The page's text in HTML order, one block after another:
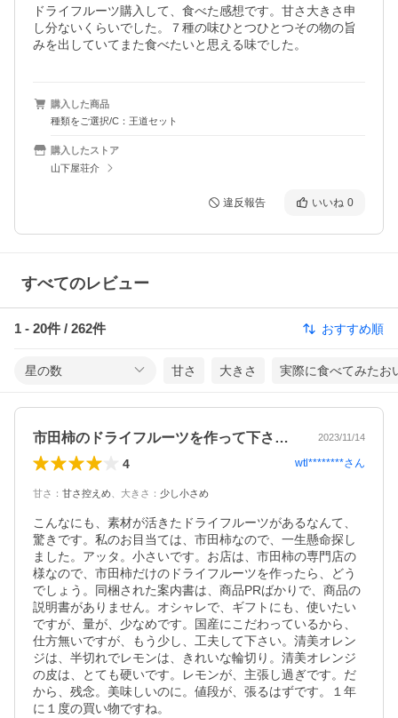
ドライフルーツ購入して、食べた感想です。甘さ大きさ申
し分ないくらいでした。７種の味ひとつひとつその物の旨
みを出していてまた食べたいと思える味でした。
購入した商品
種類をご選択/C：王道セット
購入したストア
山下屋荘介
違反報告 いいね 0
すべてのレビュー
1 - 20件 / 262件 おすすめ順
星の数 甘さ 大きさ 実際に食べてみたお
市田柿のドライフルーツを作って下さい。 2023/11/14
4 wtl********さん
甘さ ： 甘さ控えめ 大きさ ： 少し小さめ
こんなにも、素材が活きたドライフルーツがあるなんて、
驚きです。私のお目当ては、市田柿なので、一生懸命探し
ました。アッタ。小さいです。お店は、市田柿の専門店の
様なので、市田柿だけのドライフルーツを作ったら、どう
でしょう。同梱された案内書は、商品PRばかりで、商品の
説明書がありません。オシャレで、ギフトにも、使いたい
ですが、量が、少なめです。国産にこだわっているから、
仕方無いですが、もう少し、工夫して下さい。清美オレン
ジは、半切れでレモンは、きれいな輪切り。清美オレンジ
の皮は、とても硬いです。レモンが、主張し過ぎです。だ
から、残念。美味しいのに。値段が、張るはずです。１年
に１度の買い物ですね。